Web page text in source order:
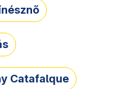
Catafalque